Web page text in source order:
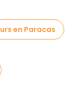
en Paracas